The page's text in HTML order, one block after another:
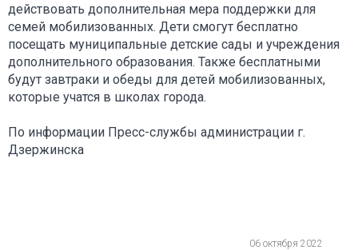
действовать дополнительная мера поддержки для
семей мобилизованных. Дети смогут бесплатно
посещать муниципальные детские сады и учреждения
дополнительного образования. Также бесплатными
будут завтраки и обеды для детей мобилизованных,
которые учатся в школах города.
По информации Пресс-службы администрации г.
Дзержинска
06 октября 2022